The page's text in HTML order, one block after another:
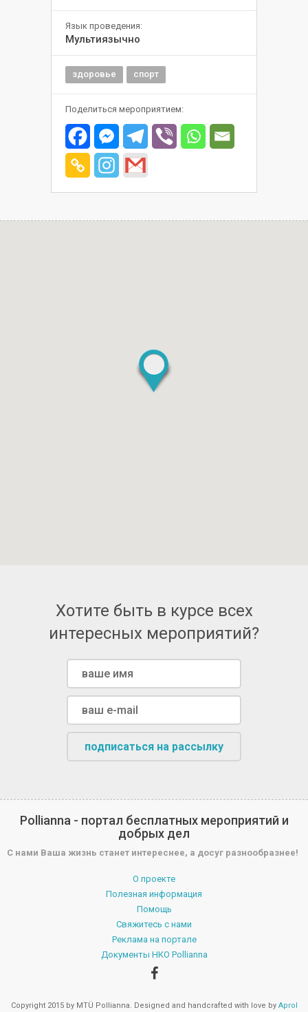
Язык проведения:
Мультиязычно
здоровье спорт
Поделиться мероприятием:
Хотите быть в курсе всех
интересных мероприятий?
подписаться на рассылку
Pollianna - портал бесплатных мероприятий и
добрых дел
С нами Ваша жизнь станет интереснее, а досуг разнообразнее!
О проекте
Полезная информация
Помощь
Свяжитесь с нами
Реклама на портале
Документы НКО Pollianna
Copyright 2015 by MTÜ Pollianna. Designed and handcrafted with love by Aprol